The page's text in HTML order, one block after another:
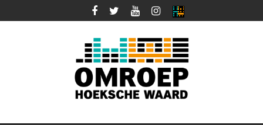
naar